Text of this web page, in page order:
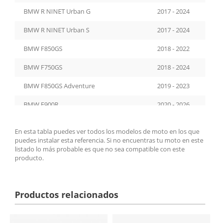
BMW R NINET Urban G 2017 - 2024
BMW R NINET Urban S 2017 - 2024
BMW F850GS 2018 - 2022
BMW F750GS 2018 - 2024
BMW F850GS Adventure 2019 - 2023
BMW F900R 2020 - 2026
BMW S1000R 2021 - 2026
BMW F900GS
BMW M1000 XR
En esta tabla puedes ver todos los modelos de moto en los que
puedes instalar esta referencia. Si no encuentras tu moto en este
listado lo más probable es que no sea compatible con este
producto.
Productos relacionados